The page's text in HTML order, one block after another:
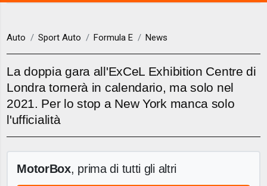
Auto Sport Auto Formula E News
La doppia gara all'ExCeL Exhibition Centre di
Londra tornerà in calendario, ma solo nel
2021. Per lo stop a New York manca solo
l'ufficialità
MotorBox, prima di tutti gli altri